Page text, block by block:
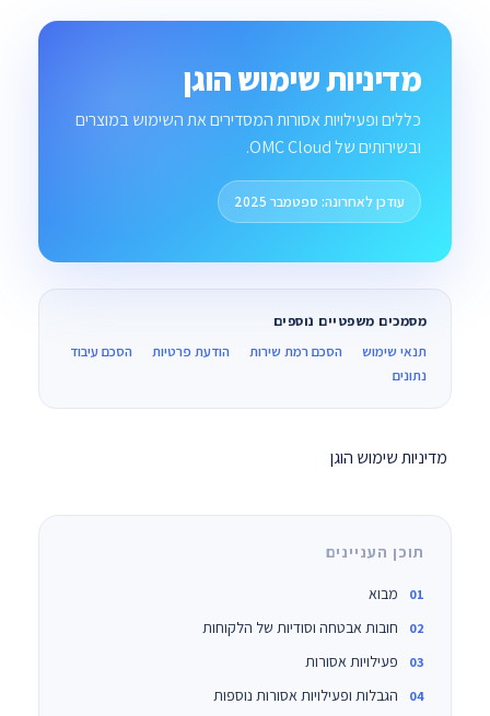
מדיניות שימוש הוגן
כללים ופעילויות אסורות המסדירים את השימוש במוצרים
ובשירותים של OMC Cloud.
עודכן לאחרונה: ספטמבר 2025
מסמכים משפטיים נוספים
תנאי שימוש
הסכם רמת שירות הודעת פרטיות
הסכם עיבוד
נתונים
מדיניות שימוש הוגן
תוכן העניינים
מבוא
חובות אבטחה וסודיות של הלקוחות
פעילויות אסורות
הגבלות ופעילויות אסורות נוספות